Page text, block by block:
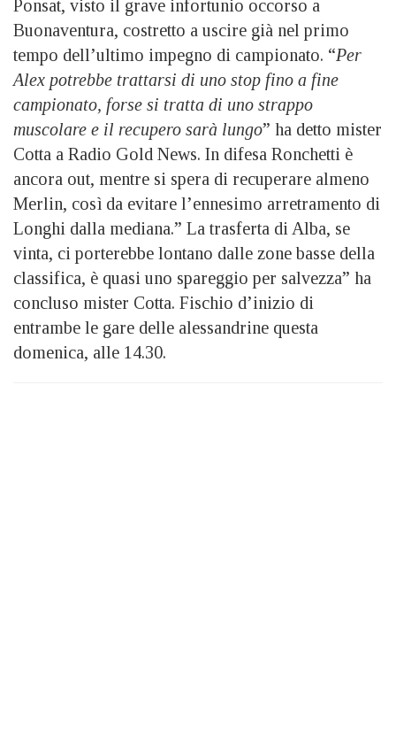
Ponsat, visto il grave infortunio occorso a
Buonaventura, costretto a uscire già nel primo
tempo dell’ultimo impegno di campionato. “Per
Alex potrebbe trattarsi di uno stop fino a fine
campionato, forse si tratta di uno strappo
muscolare e il recupero sarà lungo” ha detto mister
Cotta a Radio Gold News. In difesa Ronchetti è
ancora out, mentre si spera di recuperare almeno
Merlin, così da evitare l’ennesimo arretramento di
Longhi dalla mediana.” La trasferta di Alba, se
vinta, ci porterebbe lontano dalle zone basse della
classifica, è quasi uno spareggio per salvezza” ha
concluso mister Cotta. Fischio d’inizio di
entrambe le gare delle alessandrine questa
domenica, alle 14.30.